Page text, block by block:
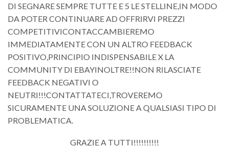
DI SEGNARE SEMPRE TUTTE E 5 LE STELLINE,IN MODO
DA POTER CONTINUARE AD OFFRIRVI PREZZI
COMPETITIVICONTACCAMBIEREMO
IMMEDIATAMENTE CON UN ALTRO FEEDBACK
POSITIVO,PRINCIPIO INDISPENSABILE X LA
COMMUNITY DI EBAYINOLTRE!!NON RILASCIATE
FEEDBACK NEGATIVI O
NEUTRI!!!CONTATTATECI,TROVEREMO
SICURAMENTE UNA SOLUZIONE A QUALSIASI TIPO DI
PROBLEMATICA.
GRAZIE A TUTTI!!!!!!!!!!